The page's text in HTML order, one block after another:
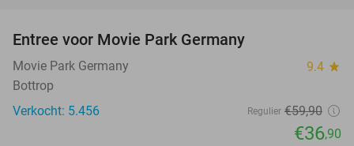
Entree voor Movie Park Germany
Movie Park Germany 9.4 star
Bottrop
Verkocht: 5.456
Regulier €59,90
€36,90